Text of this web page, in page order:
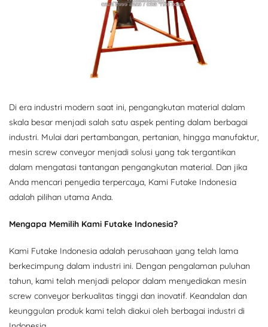
Di era industri modern saat ini, pengangkutan material dalam
skala besar menjadi salah satu aspek penting dalam berbagai
industri. Mulai dari pertambangan, pertanian, hingga manufaktur,
mesin screw conveyor menjadi solusi yang tak tergantikan
dalam mengatasi tantangan pengangkutan material. Dan jika
Anda mencari penyedia terpercaya, Kami Futake Indonesia
adalah pilihan utama Anda.
Mengapa Memilih Kami Futake Indonesia?
Kami Futake Indonesia adalah perusahaan yang telah lama
berkecimpung dalam industri ini. Dengan pengalaman puluhan
tahun, kami telah menjadi pelopor dalam menyediakan mesin
screw conveyor berkualitas tinggi dan inovatif. Keandalan dan
keunggulan produk kami telah diakui oleh berbagai industri di